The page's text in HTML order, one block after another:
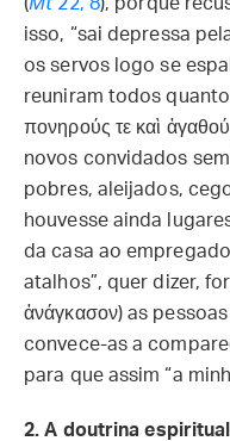
isso, “sai depressa
os servos logo se
reuniram todos
πονηρούς τε καὶ
novos convidados
pobres, aleijados,
houvesse ainda
da casa ao
atalhos”, quer dizer,
ἀνάγκασον) as
convece-as a
para que assim “a
2. A doutrina espiritual